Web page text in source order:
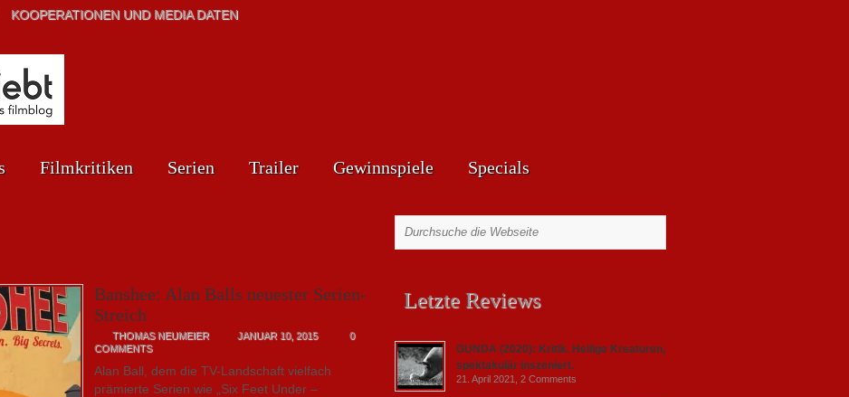
KOOPERATIONEN UND MEDIA DATEN
Filmkritiken Serien Trailer Gewinnspiele Specials
Banshee: Alan Balls neuester Serien-
Streich
THOMAS NEUMEIER JANUAR 10, 2015
0
COMMENTS
Alan Ball, dem die TV-Landschaft vielfach
prämierte Serien wie „Six Feet Under –
Letzte Reviews
GUNDA (2020): Kritik. Heilige Kreaturen,
spektakulär inszeniert.
21. April 2021, 2 Comments